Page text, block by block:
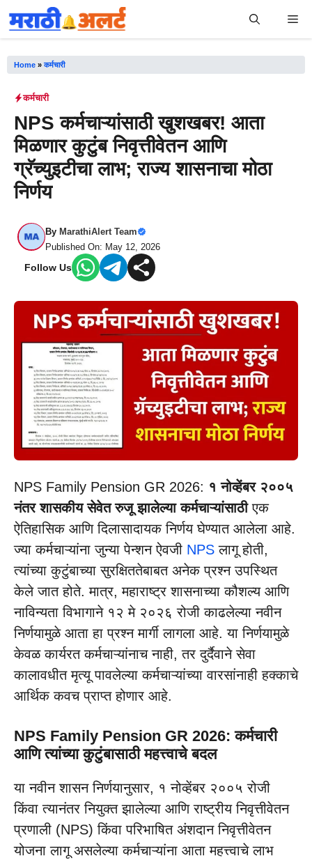
Skip
to
Home »कर्मचारी
कर्मचारी
NPS कर्मचाऱ्यांसाठी खुशखबर! आता
मिळणार कुटुंब निवृत्तीवेतन आणि
ग्रॅच्युइटीचा लाभ; राज्य शासनाचा मोठा
निर्णय
By MarathiAlert Team
Published On: May 12, 2026
Follow Us
NPS Family Pension GR 2026: १ नोव्हेंबर २००५
नंतर शासकीय सेवेत रुजू झालेल्या कर्मचाऱ्यांसाठीएक
ऐतिहासिक आणि दिलासादायक निर्णय घेण्यात आलेला आहे.
ज्या कर्मचाऱ्यांना जुन्या पेन्शन ऐवजी NPS लागू होती,
त्यांच्या कुटुंबाच्या सुरक्षिततेबाबत अनेक प्रश्न उपस्थित
केले जात होते. मात्र, महाराष्ट्र शासनाच्या कौशल्य आणि
नाविन्यता विभागाने १२ मे २०२६ रोजी काढलेल्या नवीन
निर्णयामुळे आता हा प्रश्न मार्गी लागला आहे. या निर्णयामुळे
केवळ कार्यरत कर्मचाऱ्यांनाच नाही, तर दुर्दैवाने सेवा
कालावधीत मृत्यू पावलेल्या कर्मचाऱ्यांच्या वारसांनाही हक्काचे
आर्थिक कवच प्राप्त होणार आहे.
NPS Family Pension GR 2026: कर्मचारी
आणि त्यांच्या कुटुंबासाठी महत्त्वाचे बदल
या नवीन शासन निर्णयानुसार, १ नोव्हेंबर २००५ रोजी
किंवा त्यानंतर नियुक्त झालेल्या आणि राष्ट्रीय निवृत्तीवेतन
प्रणाली (NPS) किंवा परिभाषित अंशदान निवृत्तीवेतन
योजना लागू असलेल्या कर्मचाऱ्यांना आता महत्त्वाचे लाभ